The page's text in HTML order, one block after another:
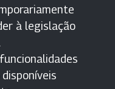
à legislação
disponíveis